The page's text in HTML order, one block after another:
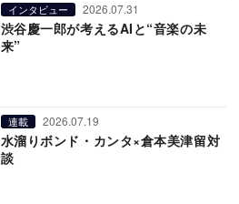
インタビュー 2026.07.31
渋谷慶一郎が考えるAIと“音楽の未
来”
連載 2026.07.19
水溜りボンド・カンタ×倉本美津留対
談